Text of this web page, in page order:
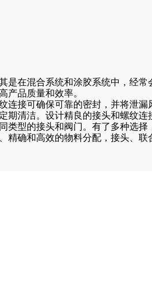
是在混合系统和涂胶系统中，经
产品质量和效率。
连接可确保可靠的密封，并将泄
期清洁。设计精良的接头和螺纹连
类型的接头和阀门。有了多种选择
精确和高效的物料分配，接头、